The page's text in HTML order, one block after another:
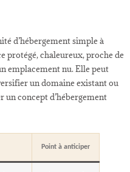
d’hébergement simple à
protégé, chaleureux, proche de
emplacement nu. Elle peut
un domaine existant ou
concept d’hébergement
Point à anticiper